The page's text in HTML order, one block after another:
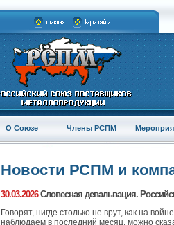
О Союзе Члены РСПМ
Новости РСПМ и
30.03.2026Словесная девальвация.
Говорят, нигде столько не врут, как на
наблюдаем в последний месяц, можно